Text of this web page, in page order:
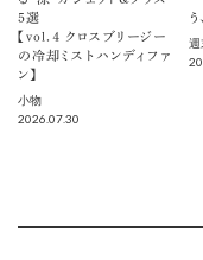
5選
【vol.４ クロスブリージー
の冷却ミストハンディファ
ン】
小物
2026.07.30
週